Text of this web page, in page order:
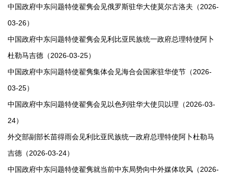
中国政府中东问题特使翟隽会见俄罗斯驻华大使莫尔古洛夫（2026-
03-26）
中国政府中东问题特使翟隽会见利比亚民族统一政府总理特使阿卜
杜勒马吉德（2026-03-25）
中国政府中东问题特使翟隽集体会见海合会国家驻华使节（2026-
03-25）
中国政府中东问题特使翟隽会见以色列驻华大使贝以理（2026-03-
24）
​外交部副部长苗得雨会见利比亚民族统一政府总理特使阿卜杜勒马
吉德（2026-03-24）
中国政府中东问题特使翟隽就当前中东局势向中外媒体吹风（2026-